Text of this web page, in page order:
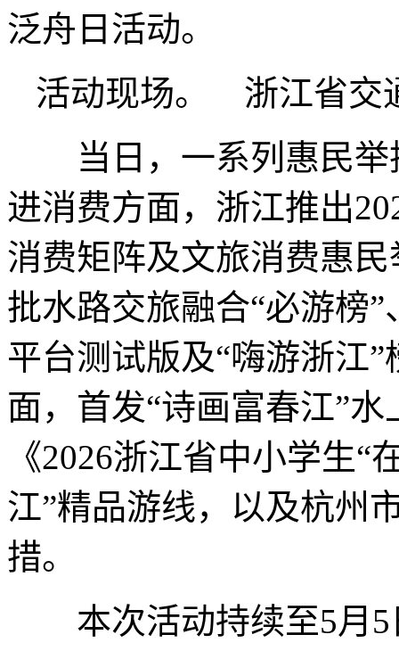
泛舟日活动。
活动现场。 浙江省交
当日，一系列惠民举
进消费方面，浙江推出
消费矩阵及文旅消费惠
批水路交旅融合“必游榜
平台测试版及“嗨游浙江
面，首发“诗画富春江”
《2026浙江省中小学生
江”精品游线，以及杭州
措。
本次活动持续至5月5